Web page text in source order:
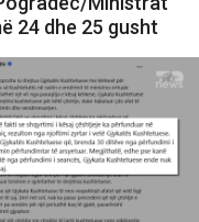
24 dhe 25 gusht